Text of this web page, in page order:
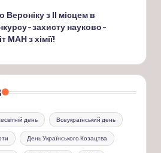
з ІІ місцем в
захисту науково-
МАН з хімії!
день Всеукраїнський день
День Українського Козацтва